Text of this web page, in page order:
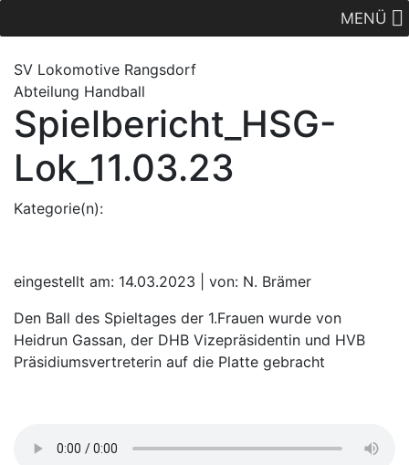
MENÜ
SV Lokomotive Rangsdorf
Abteilung Handball
Spielbericht_HSG-
Lok_11.03.23
Kategorie(n):
eingestellt am: 14.03.2023 | von: N. Brämer
Den Ball des Spieltages der 1.Frauen wurde von
Heidrun Gassan, der DHB Vizepräsidentin und HVB
Präsidiumsvertreterin auf die Platte gebracht